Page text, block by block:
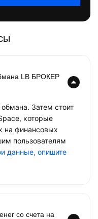
LB БРОКЕР
Затем стоит
которые
на финансовых
пользователям
данные, опишите
со счета на